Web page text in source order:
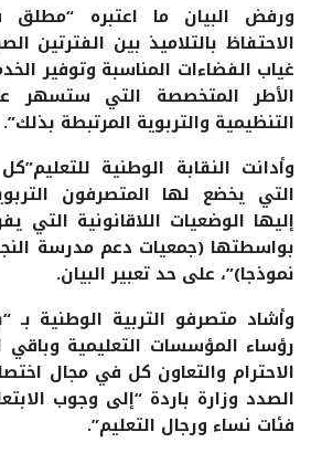
ورفض البيان ما اعتبره “مطلق
الاحتفاظ بالتلاميذ بين الفترتين
غياب الفضاءات المناسبة وتوفير
الأطر المتخصصة التي ستسهر
التنظيمية والتربوية المرتبطة بذلك”.
وأدانت النقابة الوطنية
التي يخضع لها المتصرفون
إليها الوضعيات اللاقانونية التي
بواسطتها (جمعيات دعم مدرسة
نموذجا)”، على حد تعبير البيان.
وأشاد متصرفو التربية الوطنية بـ
رؤساء المؤسسات التعليمية
الاحترام والتعاون كل في مجال
الصدد وزارة باردة “إلى وجوب
فئات نساء ورجال التعليم”.